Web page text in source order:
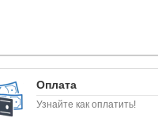
Оплата
Узнайте как оплатить!